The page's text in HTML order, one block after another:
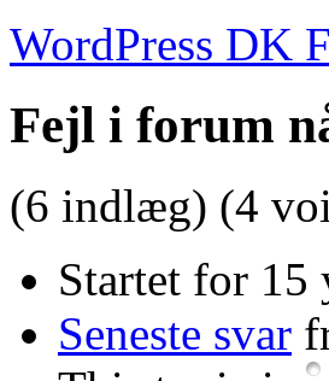
WordPress DK
Fejl i forum
(6 indlæg) (4
Startet for 15
Seneste svar